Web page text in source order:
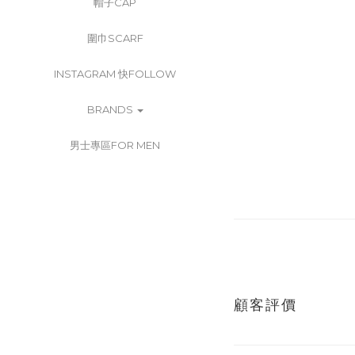
圍巾SCARF
INSTAGRAM 快FOLLOW
BRANDS
男士專區FOR MEN
顧客評價